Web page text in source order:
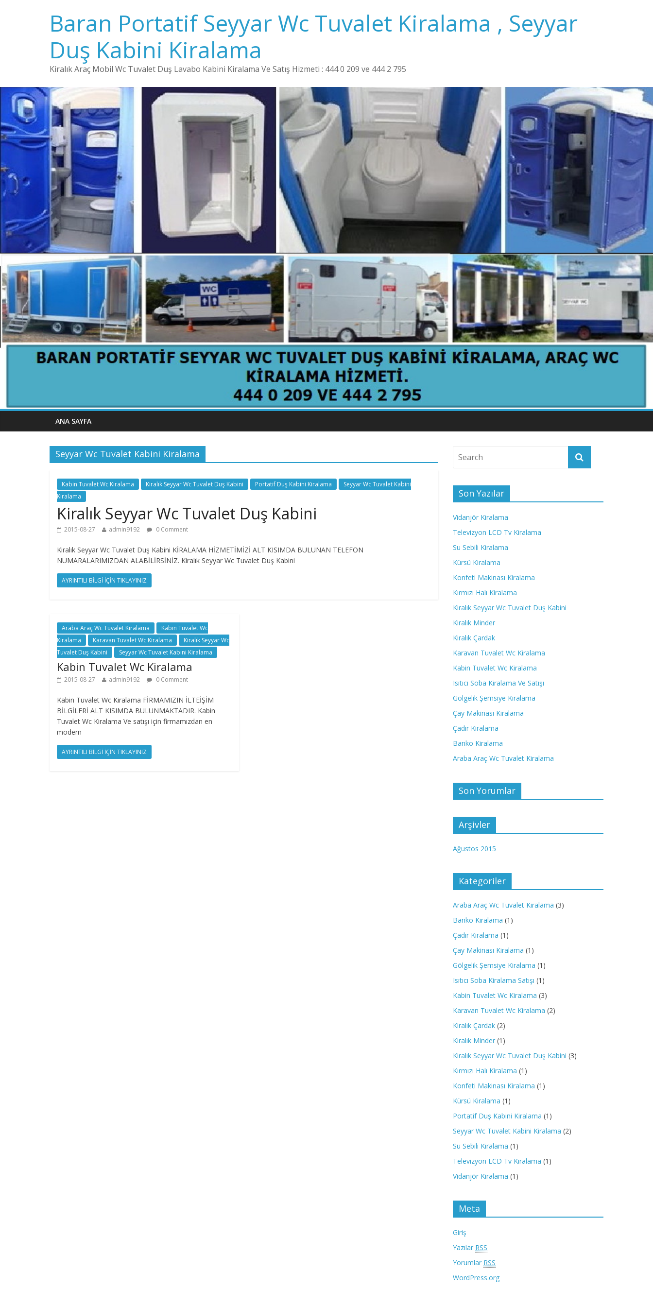
Baran Portatif Seyyar Wc Tuvalet Kiralama , Seyyar
Duş Kabini Kiralama
Kiralık Araç Mobil Wc Tuvalet Duş Lavabo Kabini Kiralama Ve Satış Hizmeti : 444 0 209 ve 444 2 795
ANA SAYFA
Seyyar Wc Tuvalet Kabini Kiralama
Kabin Tuvalet Wc Kiralama Kiralık Seyyar Wc Tuvalet Duş Kabini Portatif Duş Kabini Kiralama
Seyyar Wc Tuvalet Kabini
Kiralama
Kiralık Seyyar Wc Tuvalet Duş Kabini
2015-08-27 admin9192 0 Comment
Kiralık Seyyar Wc Tuvalet Duş Kabini KİRALAMA HİZMETİMİZİ ALT KISIMDA BULUNAN TELEFON
NUMARALARIMIZDAN ALABİLİRSİNİZ. Kiralık Seyyar Wc Tuvalet Duş Kabini
AYRINTILI BİLGİ İÇİN TIKLAYINIZ
Araba Araç Wc Tuvalet Kiralama
Kabin Tuvalet Wc
Kiralama
Karavan Tuvalet Wc Kiralama
Kiralık Seyyar Wc
Tuvalet Duş Kabini
Seyyar Wc Tuvalet Kabini Kiralama
Kabin Tuvalet Wc Kiralama
2015-08-27 admin9192 0 Comment
Kabin Tuvalet Wc Kiralama FİRMAMIZIN İLTEİŞİM
BİLGİLERİ ALT KISIMDA BULUNMAKTADIR. Kabin
Tuvalet Wc Kiralama Ve satışı için firmamızdan en
modern
AYRINTILI BİLGİ İÇİN TIKLAYINIZ
Son Yazılar
Vidanjör Kiralama
Televizyon LCD Tv Kiralama
Su Sebili Kiralama
Kürsü Kiralama
Konfeti Makinası Kiralama
Kırmızı Halı Kiralama
Kiralık Seyyar Wc Tuvalet Duş Kabini
Kiralık Minder
Kiralık Çardak
Karavan Tuvalet Wc Kiralama
Kabin Tuvalet Wc Kiralama
Isıtıcı Soba Kiralama Ve Satışı
Gölgelik Şemsiye Kiralama
Çay Makinası Kiralama
Çadır Kiralama
Banko Kiralama
Araba Araç Wc Tuvalet Kiralama
Son Yorumlar
Arşivler
Ağustos 2015
Kategoriler
Araba Araç Wc Tuvalet Kiralama (3)
Banko Kiralama (1)
Çadır Kiralama (1)
Çay Makinası Kiralama (1)
Gölgelik Şemsiye Kiralama (1)
Isıtıcı Soba Kiralama Satışı (1)
Kabin Tuvalet Wc Kiralama (3)
Karavan Tuvalet Wc Kiralama (2)
Kiralık Çardak (2)
Kiralık Minder (1)
Kiralık Seyyar Wc Tuvalet Duş Kabini (3)
Kırmızı Halı Kiralama (1)
Konfeti Makinası Kiralama (1)
Kürsü Kiralama (1)
Portatif Duş Kabini Kiralama (1)
Seyyar Wc Tuvalet Kabini Kiralama (2)
Su Sebili Kiralama (1)
Televizyon LCD Tv Kiralama (1)
Vidanjör Kiralama (1)
Meta
Giriş
Yazılar RSS
Yorumlar RSS
WordPress.org